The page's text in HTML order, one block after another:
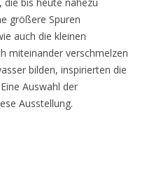
größere Spuren
auch die kleinen
miteinander verschmelzen
bilden, inspirierten die
Auswahl der
Ausstellung.